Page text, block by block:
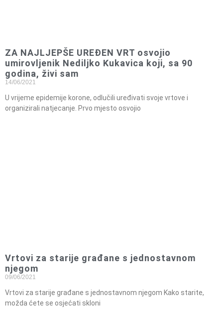
ZA NAJLJEPŠE UREĐEN VRT osvojio
umirovljenik Nediljko Kukavica koji, sa 90
godina, živi sam
14/06/2021
U vrijeme epidemije korone, odlučili uređivati svoje vrtove i
organizirali natjecanje. Prvo mjesto osvojio
Vrtovi za starije građane s jednostavnom
njegom
09/06/2021
Vrtovi za starije građane s jednostavnom njegom Kako starite,
možda ćete se osjećati skloni